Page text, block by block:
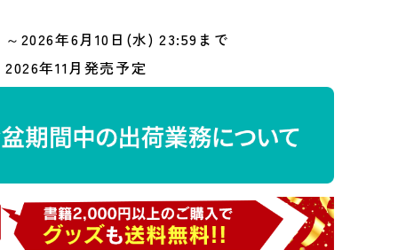
～2026年6月10日(水) 23:59まで
2026年11月発売予定